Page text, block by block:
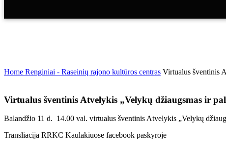
Home Renginiai - Raseinių rajono kultūros centras Virtualus šventinis
Virtualus šventinis Atvelykis „Velykų džiaugsmas ir
Balandžio 11 d. 14.00 val. virtualus šventinis Atvelykis „Velykų
Transliacija RRKC Kaulakiuose facebook paskyroje